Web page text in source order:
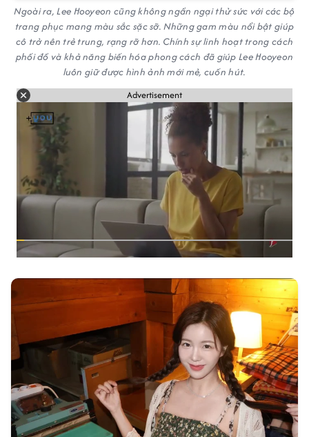
Ngoài ra, Lee Hooyeon cũng không ngần ngại thử sức với các bộ
trang phục mang màu sắc sặc sỡ. Những gam màu nổi bật giúp
cô trở nên trẻ trung, rạng rỡ hơn. Chính sự linh hoạt trong cách
phối đồ và khả năng biến hóa phong cách đã giúp Lee Hooyeon
luôn giữ được hình ảnh mới mẻ, cuốn hút.
Advertisement